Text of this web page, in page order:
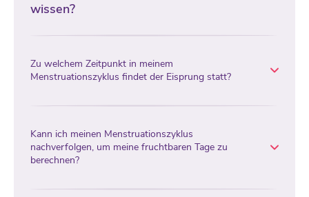
wissen?
Zu welchem Zeitpunkt in meinem
Menstruationszyklus findet der Eisprung statt?
Kann ich meinen Menstruationszyklus
nachverfolgen, um meine fruchtbaren Tage zu
berechnen?